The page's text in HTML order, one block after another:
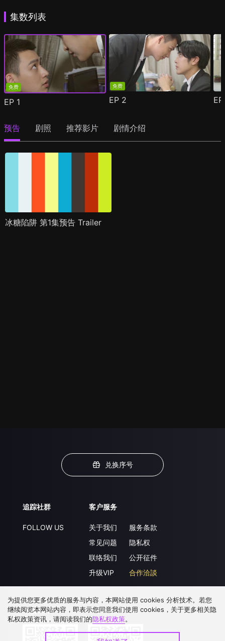
集数列表
免费
EP 1
免费
EP 2
预告 剧照 推荐影片 剧情介绍
冰糖陷阱 第1集预告 Trailer
兑换序号
追踪社群
FOLLOW US
客户服务
关于我们
常见问题
联络我们
升级VIP
服务条款
隐私权
公开征件
合作洽談
下载 APP
为提供您更多优质的服务与内容，本网站使用 cookies 分析技术。若您
继续阅览本网站内容，即表示您同意我们使用 cookies，关于更多相关隐
私权政策资讯，请阅读我们的隐私权政策。